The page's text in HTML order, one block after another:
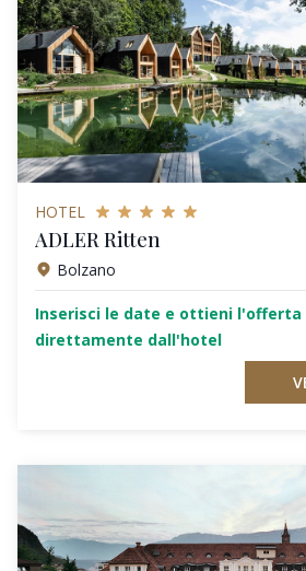
HOTEL
ADLER Ritten
Bolzano
Inserisci le date e ottieni l'offerta
direttamente dall'hotel